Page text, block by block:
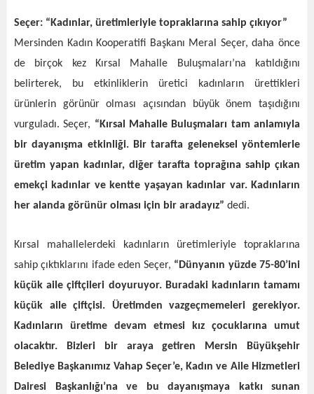
Seçer: “Kadınlar, üretimleriyle topraklarına sahip çıkıyor”
Mersinden Kadın Kooperatifi Başkanı Meral Seçer, daha önce
de birçok kez Kırsal Mahalle Buluşmaları’na katıldığını
belirterek, bu etkinliklerin üretici kadınların ürettikleri
ürünlerin görünür olması açısından büyük önem taşıdığını
vurguladı. Seçer, “Kırsal Mahalle Buluşmaları tam anlamıyla
bir dayanışma etkinliği. Bir tarafta geleneksel yöntemlerle
üretim yapan kadınlar, diğer tarafta toprağına sahip çıkan
emekçi kadınlar ve kentte yaşayan kadınlar var. Kadınların
her alanda görünür olması için bir aradayız” dedi.
Kırsal mahallelerdeki kadınların üretimleriyle topraklarına
sahip çıktıklarını ifade eden Seçer, “Dünyanın yüzde 75-80’ini
küçük aile çiftçileri doyuruyor. Buradaki kadınların tamamı
küçük aile çiftçisi. Üretimden vazgeçmemeleri gerekiyor.
Kadınların üretime devam etmesi kız çocuklarına umut
olacaktır. Bizleri bir araya getiren Mersin Büyükşehir
Belediye Başkanımız Vahap Seçer’e, Kadın ve Aile Hizmetleri
Dairesi Başkanlığı’na ve bu dayanışmaya katkı sunan